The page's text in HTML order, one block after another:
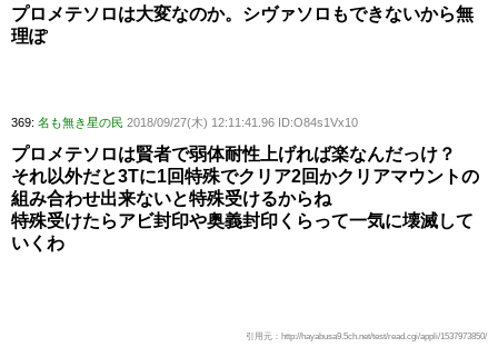
プロメテソロは大変なのか。シヴァソロもできないから無
理ぽ
369: 名も無き星の民 2018/09/27(木) 12:11:41.96 ID:O84s1Vx10
プロメテソロは賢者で弱体耐性上げれば楽なんだっけ？
それ以外だと3Tに1回特殊でクリア2回かクリアマウントの
組み合わせ出来ないと特殊受けるからね
特殊受けたらアビ封印や奥義封印くらって一気に壊滅して
いくわ
引用元：http://hayabusa9.5ch.net/test/read.cgi/appli/1537973850/